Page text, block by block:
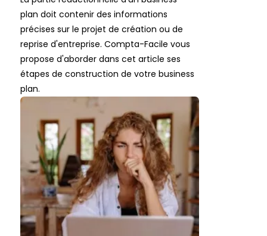
plan doit contenir des informations
précises sur le projet de création ou de
reprise d'entreprise. Compta-Facile vous
propose d'aborder dans cet article ses
étapes de construction de votre business
plan.